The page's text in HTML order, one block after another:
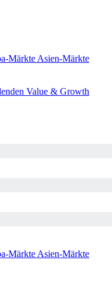
Märkte Asien-Märkte
Value & Growth
Märkte Asien-Märkte